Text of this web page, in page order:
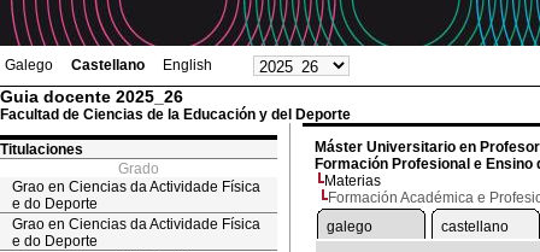
Galego Castellano English
Guia docente 2025_26
Facultad de Ciencias de la Educación y del Deporte
Titulaciones
Grado
Grao en Ciencias da Actividade Física
e do Deporte
Grao en Ciencias da Actividade Física
e do Deporte
Máster Universitario en
Formación Profesional e
Materias
Formación Académica e
galego
castellano